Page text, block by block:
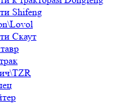
Shifeng
Скаут